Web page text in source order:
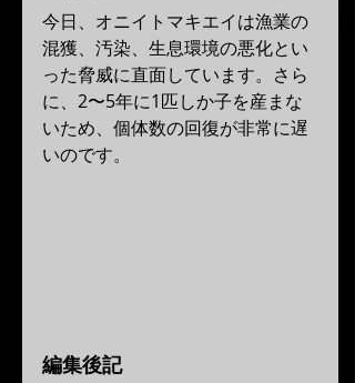
今日、オニイトマキエイは漁業の
混獲、汚染、生息環境の悪化とい
った脅威に直面しています。さら
に、2〜5年に1匹しか子を産まな
いため、個体数の回復が非常に遅
いのです。
編集後記